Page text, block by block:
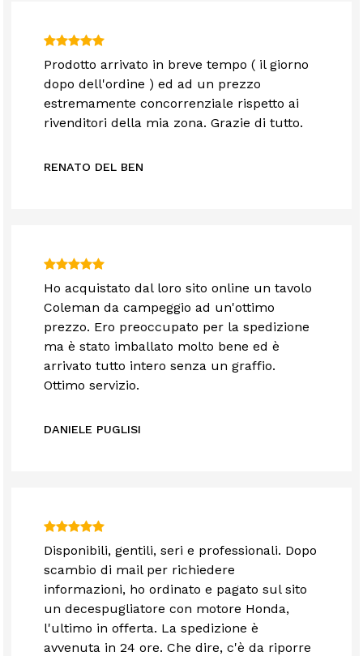
Prodotto arrivato in breve tempo ( il giorno
dopo dell'ordine ) ed ad un prezzo
estremamente concorrenziale rispetto ai
rivenditori della mia zona. Grazie di tutto.
RENATO DEL BEN
Ho acquistato dal loro sito online un tavolo
Coleman da campeggio ad un'ottimo
prezzo. Ero preoccupato per la spedizione
ma è stato imballato molto bene ed è
arrivato tutto intero senza un graffio.
Ottimo servizio.
DANIELE PUGLISI
Disponibili, gentili, seri e professionali. Dopo
scambio di mail per richiedere
informazioni, ho ordinato e pagato sul sito
un decespugliatore con motore Honda,
l'ultimo in offerta. La spedizione è
avvenuta in 24 ore. Che dire, c'è da riporre